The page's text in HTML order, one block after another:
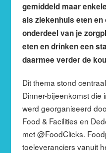
gemiddeld maar
als ziekenhuis eten
onderdeel van je
eten en drinken een
daarmee verder de
Dit thema stond
Dinner-bijeenkomst die
werd georganiseerd
Food & Facilities en
met @FoodClicks.
toeleveranciers vanuit